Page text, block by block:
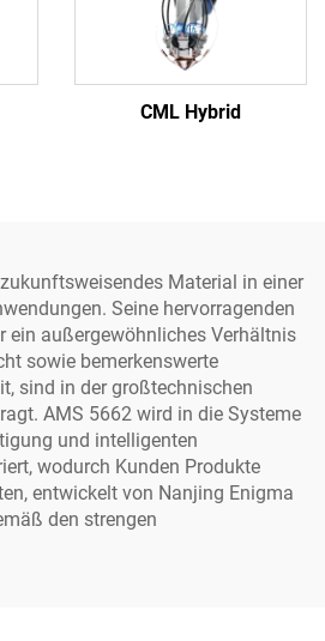
CML Hybrid
Material in einer
Seine hervorragenden
ein außergewöhnliches Verhältnis
sowie bemerkenswerte
sind in der großtechnischen
AMS 5662 wird in die Systeme
und intelligenten
wodurch Kunden Produkte
entwickelt von Nanjing Enigma
den strengen